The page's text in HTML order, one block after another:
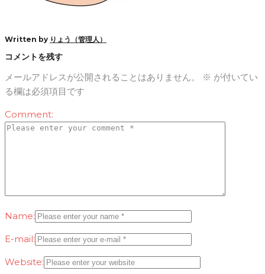
Written by りょう（管理人）
コメントを残す
メールアドレスが公開されることはありません。 ※ が付いてい
る欄は必須項目です
Comment:
Name:
E-mail:
Website: